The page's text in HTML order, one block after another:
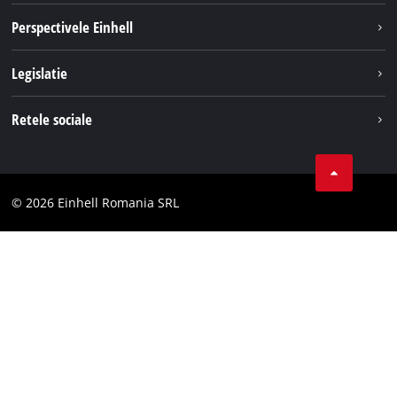
Sistemul de acumulatori
Perspectivele Einhell
Einhell in lume
Legislatie
Declaratie de accesibilitate
Retele sociale
Facebook
© 2026 Einhell Romania SRL